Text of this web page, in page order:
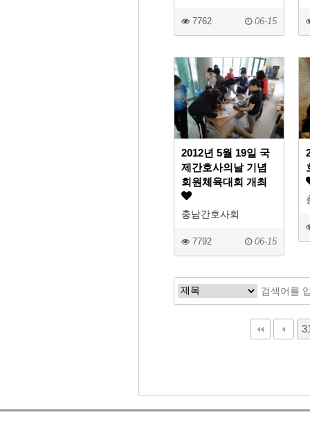
7762 06-15
2012년 5월 19일 국
제간호사의날 기념
회원체육대회 개최
충남간호사회
7792 06-15